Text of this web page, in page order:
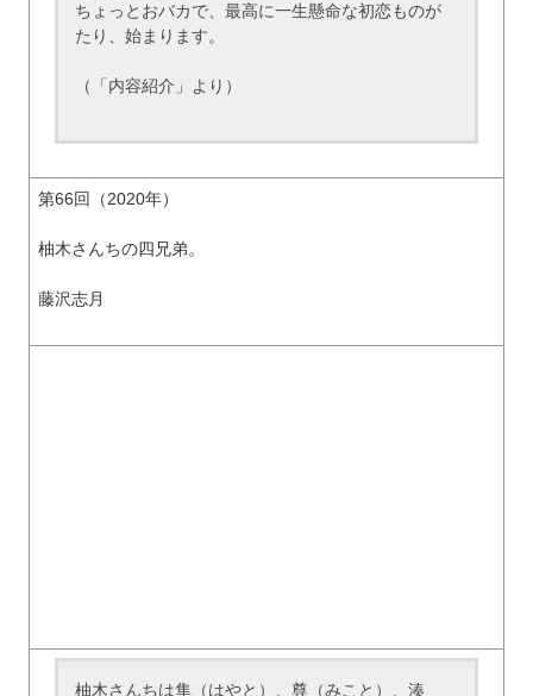
ちょっとおバカで、最高に一生懸命な初恋ものが
たり、始まります。
（「内容紹介」より）
第66回（2020年）
柚木さんちの四兄弟。
藤沢志月
柚木さんちは隼（はやと）、尊（みこと）、湊